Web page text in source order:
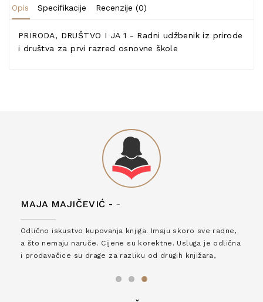
Opis Specifikacije Recenzije (0)
PRIRODA, DRUŠTVO I JA 1 - Radni udžbenik iz prirode
i društva za prvi razred osnovne škole
MAJA MAJIČEVIĆ - -
Odlično iskustvo kupovanja knjiga. Imaju skoro sve radne,
a što nemaju naruče. Cijene su korektne. Usluga je odlična
i prodavačice su drage za razliku od drugih knjižara,